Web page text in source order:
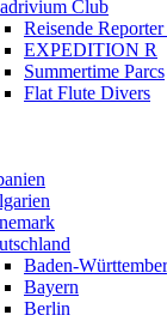
Club
Reisende
EXPEDITION R
Summertime Parcs
Flat Flute Divers
Baden-
Bayern
Berlin